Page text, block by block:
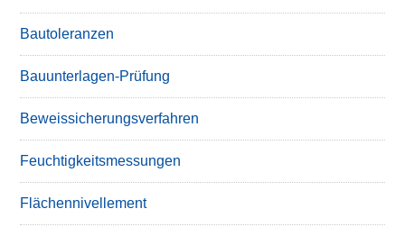
Bautoleranzen
Bauunterlagen-Prüfung
Beweissicherungsverfahren
Feuchtigkeitsmessungen
Flächennivellement